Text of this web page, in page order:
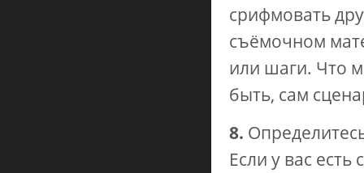
срифмовать
съёмочном
или шаги. Что
быть, сам
8.
Если у вас